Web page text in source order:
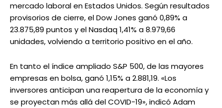
mercado laboral en Estados Unidos. Según resultados
provisorios de cierre, el Dow Jones ganó 0,89% a
23.875,89 puntos y el Nasdaq 1,41% a 8.979,66
unidades, volviendo a territorio positivo en el año.
En tanto el índice ampliado S&P 500, de las mayores
empresas en bolsa, ganó 1,15% a 2.881,19. «Los
inversores anticipan una reapertura de la economía y
se proyectan más allá del COVID-19», indicó Adam